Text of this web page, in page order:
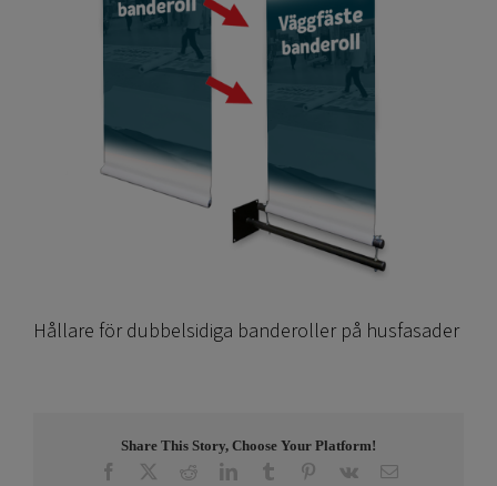
Hållare för dubbelsidiga banderoller på husfasader
Share This Story, Choose Your Platform!
Facebook RedditLinkedInTumblr Pinterest
Vk E-